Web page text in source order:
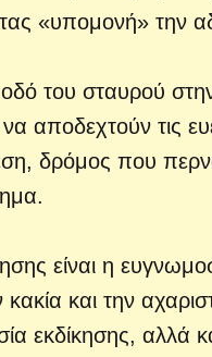
«υπομονή» την
του σταυρού
αποδεχτούν τις
δρόμος που
είναι η
και την
εκδίκησης, αλλά